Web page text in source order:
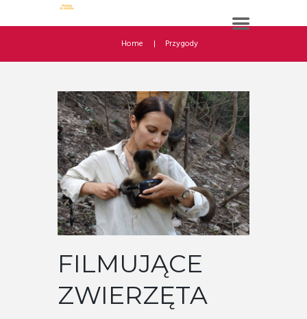
Home Przygody
FILMUJĄCE
ZWIERZĘTA